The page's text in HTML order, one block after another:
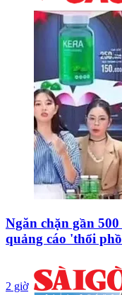
Ngăn chặn gần
quảng cáo 'thổi
2 giờ